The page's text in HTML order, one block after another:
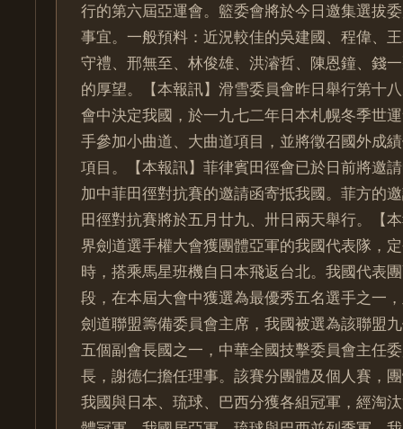
行的第六屆亞運會。籃委會將於今日邀集選拔
事宜。一般預料：近況較佳的吳建國、程偉、
守禮、邢無至、林俊雄、洪濬哲、陳恩鐘、錢
的厚望。【本報訊】滑雪委員會昨日舉行第十
會中決定我國，於一九七二年日本札幌冬季世
手參加小曲道、大曲道項目，並將徵召國外成
項目。【本報訊】菲律賓田徑會已於日前將邀
加中菲田徑對抗賽的邀請函寄抵我國。菲方的
田徑對抗賽將於五月廿九、卅日兩天舉行。【
界劍道選手權大會獲團體亞軍的我國代表隊，
時，搭乘馬星班機自日本飛返台北。我國代表
段，在本屆大會中獲選為最優秀五名選手之一
劍道聯盟籌備委員會主席，我國被選為該聯盟
五個副會長國之一，中華全國技擊委員會主任
長，謝德仁擔任理事。該賽分團體及個人賽，
我國與日本、琉球、巴西分獲各組冠軍，經淘